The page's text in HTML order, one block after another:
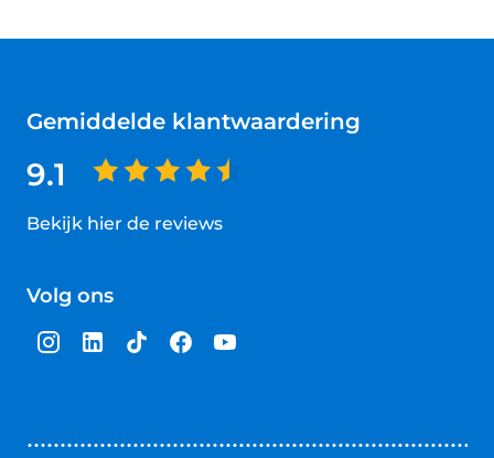
Gemiddelde klantwaardering
9.1
Bekijk hier de reviews
van
sterren
Volg ons